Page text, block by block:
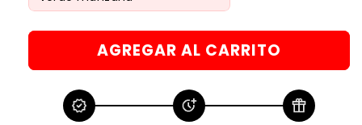
AGREGAR AL CARRITO